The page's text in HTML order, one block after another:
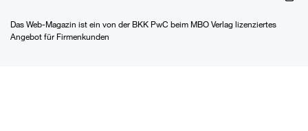
Das Web-Magazin ist ein von der BKK PwC beim MBO Verlag lizenziertes
Angebot für Firmenkunden